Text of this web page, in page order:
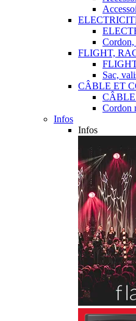
Cordon,
FLIGHT,
Sac,
CÂBLE ET
Cordon
Infos
Infos